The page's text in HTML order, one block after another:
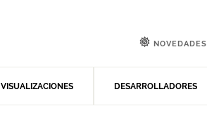
VISUALIZACIONES DESARROLLADORES
NOVEDADES